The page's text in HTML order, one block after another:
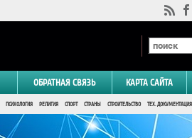
ОБРАТНАЯ СВЯЗЬ КАРТА САЙТА
ПСИХОЛОГИЯ РЕЛИГИЯ СПОРТ СТРАНЫ СТРОИТЕЛЬСТВО ТЕХ. ДОКУМЕНТАЦИЯ